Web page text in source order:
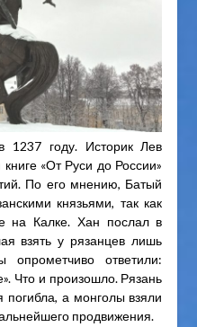
году. Историк Лев
«От Руси до России»
По его мнению, Батый
князьями, так как
на Калке. Хан послал в
взять у рязанцев лишь
ответили:
Что и произошло. Рязань
погибла, а монголы взяли
продвижения.